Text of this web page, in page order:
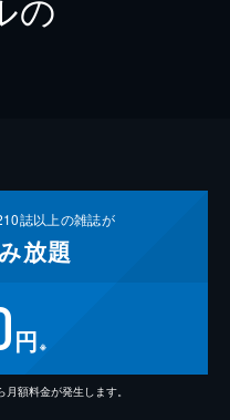
誌以上の雑誌が
放題
円 ※
額料金が発生します。